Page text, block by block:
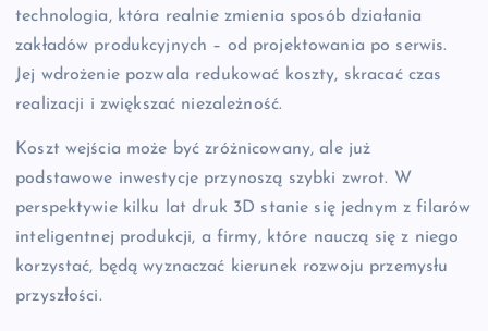
technologia, która realnie zmienia sposób działania
zakładów produkcyjnych – od projektowania po serwis.
Jej wdrożenie pozwala redukować koszty, skracać czas
realizacji i zwiększać niezależność.
Koszt wejścia może być zróżnicowany, ale już
podstawowe inwestycje przynoszą szybki zwrot. W
perspektywie kilku lat druk 3D stanie się jednym z filarów
inteligentnej produkcji, a firmy, które nauczą się z niego
korzystać, będą wyznaczać kierunek rozwoju przemysłu
przyszłości.